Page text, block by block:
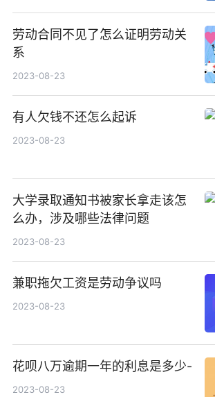
劳动合同不见了怎么证明劳动关
系
2023-08-23
有人欠钱不还怎么起诉
2023-08-23
大学录取通知书被家长拿走该怎
么办，涉及哪些法律问题
2023-08-23
兼职拖欠工资是劳动争议吗
2023-08-23
花呗八万逾期一年的利息是多少-
2023-08-23